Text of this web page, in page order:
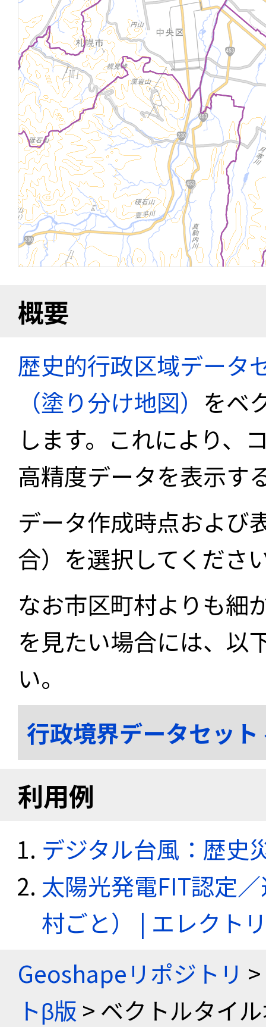
概要
歴史的行政区域データ
（塗り分け地図） をベ
します。これにより、
高精度データを表示す
データ作成時点および
合）を選択してくださ
なお市区町村よりも細
を見たい場合には、以
い。
行政境界データセッ
利用例
デジタル台風：歴史
太陽光発電FIT認定
村ごと） | エレクト
Geoshapeリポジトリ >
トβ版 > ベクトルタイ